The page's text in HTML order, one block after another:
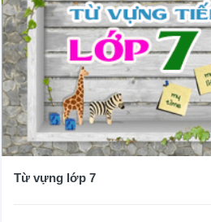
Từ vựng lớp 7